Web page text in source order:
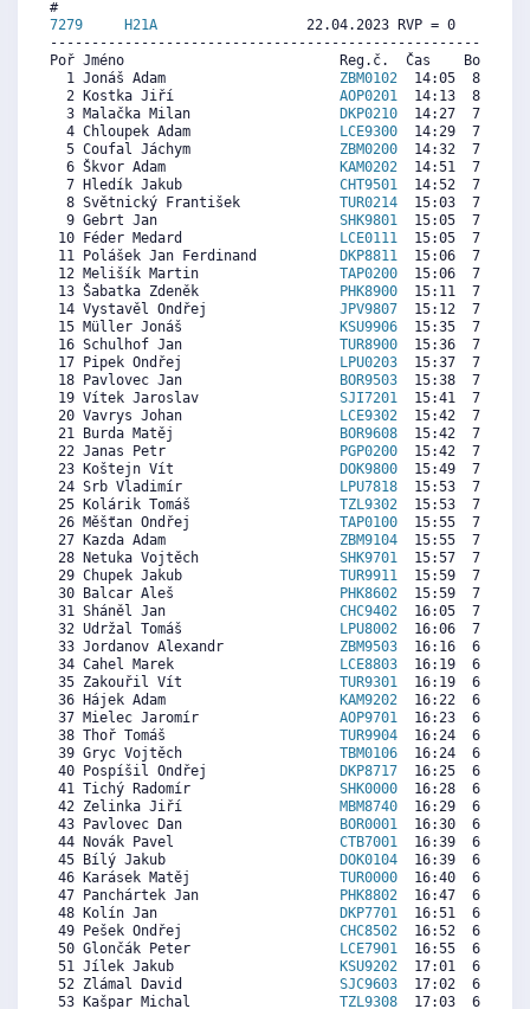
7279
H21A
22.04.2023 RVP = 0     IP
Poř Jméno                          Reg.č.  Čas    Body
  1 Jonáš Adam
ZBM0102
14:05  8193
  2 Kostka Jiří
AOP0201
14:13  8117
  3 Malačka Milan
DKP0210
14:27  7985
  4 Chloupek Adam
LCE9300
14:29  7966
  5 Coufal Jáchym
ZBM0200
14:32  7937
  6 Škvor Adam
KAM0202
14:51  7757
  7 Hledík Jakub
CHT9501
14:52  7748
  8 Světnický František
TUR0214
15:03  7644
  9 Gebrt Jan
SHK9801
15:05  7625
10 Féder Medard
LCE0111
15:05  7625
11 Polášek Jan Ferdinand
DKP8811
15:06  7615
12 Melišík Martin TAP0200
15:06  7615
13 Šabatka Zdeněk
PHK8900
15:11  7568
14 Vystavěl Ondřej JPV9807
15:12  7559
15 Müller Jonáš
KSU9906
15:35  7341
16 Schulhof Jan TUR8900
15:36  7331
17 Pipek Ondřej
LPU0203
15:37  7322
18 Pavlovec Jan
BOR9503
15:38  7312
19 Vítek Jaroslav SJI7201
15:41  7284
20 Vavrys Johan
LCE9302
15:42  7274
21 Burda Matěj
BOR9608
15:42  7274
22 Janas Petr
PGP0200
15:42  7274
23 Koštejn Vít
DOK9800
15:49  7208
24 Srb Vladimír
LPU7818
15:53  7170
25 Kolárik Tomáš TZL9302
15:53  7170
26 Měšťan Ondřej TAP0100
15:55  7151
27 Kazda Adam ZBM9104
15:55  7151
28 Netuka Vojtěch SHK9701
15:57  7132
29 Chupek Jakub TUR9911
15:59  7113
30 Balcar Aleš
PHK8602
15:59  7113
31 Sháněl Jan CHC9402
16:05  7057
32 Udržal Tomáš
LPU8002
16:06  7047
33 Jordanov Alexandr ZBM9503
16:16  6952
34 Cahel Marek
LCE8803
16:19  6924
35 Zakouřil Vít TUR9301
16:19  6924
36 Hájek Adam
KAM9202
16:22  6895
37 Mielec Jaromír AOP9701
16:23  6886
38 Thoř Tomáš TUR9904
16:24  6877
39 Gryc Vojtěch TBM0106
16:24  6877
40 Pospíšil Ondřej
DKP8717
16:25  6867
41 Tichý Radomír SHK0000
16:28  6839
42 Zelinka Jiří MBM8740
16:29  6829
43 Pavlovec Dan
BOR0001
16:30  6820
44 Novák Pavel CTB7001
16:39  6734
45 Bílý Jakub
DOK0104
16:39  6734
46 Karásek Matěj TUR0000
16:40  6725
47 Panchártek Jan
PHK8802
16:47  6659
48 Kolín Jan
DKP7701
16:51  6621
49 Pešek Ondřej CHC8502
16:52  6611
50 Glončák Peter
LCE7901
16:55  6583
51 Jílek Jakub
KSU9202
17:01  6526
52 Zlámal David SJC9603
17:02  6517
53 Kašpar Michal TZL9308
17:03  6507